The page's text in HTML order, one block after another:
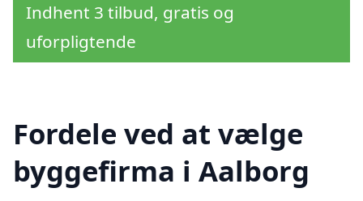
Indhent 3 tilbud, gratis og
uforpligtende
Fordele ved at vælge
byggefirma i Aalborg